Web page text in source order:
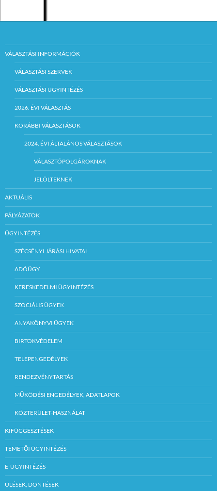
VÁLASZTÁSI INFORMÁCIÓK
VÁLASZTÁSI SZERVEK
VÁLASZTÁSI ÜGYINTÉZÉS
2026. ÉVI VÁLASZTÁS
KORÁBBI VÁLASZTÁSOK
2024. ÉVI ÁLTALÁNOS VÁLASZTÁSOK
VÁLASZTÓPOLGÁROKNAK
JELÖLTEKNEK
AKTUÁLIS
PÁLYÁZATOK
ÜGYINTÉZÉS
SZÉCSÉNYI JÁRÁSI HIVATAL
ADÓÜGY
KERESKEDELMI ÜGYINTÉZÉS
SZOCIÁLIS ÜGYEK
ANYAKÖNYVI ÜGYEK
BIRTOKVÉDELEM
TELEPENGEDÉLYEK
RENDEZVÉNYTARTÁS
MŰKÖDÉSI ENGEDÉLYEK, ADATLAPOK
KÖZTERÜLET-HASZNÁLAT
KIFÜGGESZTÉSEK
TEMETŐI ÜGYINTÉZÉS
E-ÜGYINTÉZÉS
ÜLÉSEK, DÖNTÉSEK